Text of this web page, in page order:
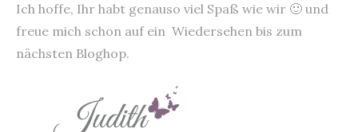
Ich hoffe, Ihr habt genauso viel Spaß wie wir 🙂 und
freue mich schon auf ein Wiedersehen bis zum
nächsten Bloghop.